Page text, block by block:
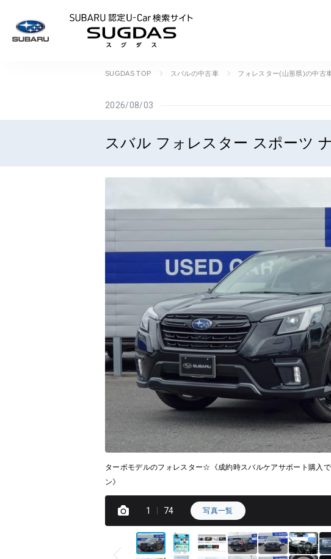
SUGDAS TOP スバルの中古車 フォレスター(山形県)の中古
2026/08/03
スバル フォレスター スポーツ
ターボモデルのフォレスター☆《成約時スバルケアサポート購入
ン》
1 74 写真一覧